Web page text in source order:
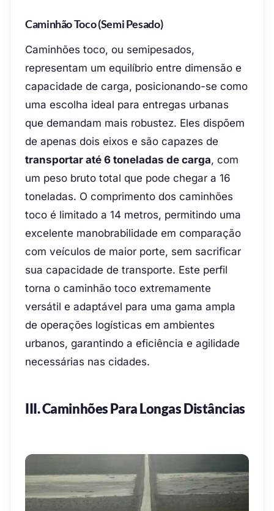
Caminhão Toco (semi Pesado)
Caminhões toco, ou semipesados,
representam um equilíbrio entre dimensão e
capacidade de carga, posicionando-se como
uma escolha ideal para entregas urbanas
que demandam mais robustez. Eles dispõem
de apenas dois eixos e são capazes de
transportar até 6 toneladas de carga, com
um peso bruto total que pode chegar a 16
toneladas. O comprimento dos caminhões
toco é limitado a 14 metros, permitindo uma
excelente manobrabilidade em comparação
com veículos de maior porte, sem sacrificar
sua capacidade de transporte. Este perfil
torna o caminhão toco extremamente
versátil e adaptável para uma gama ampla
de operações logísticas em ambientes
urbanos, garantindo a eficiência e agilidade
necessárias nas cidades.
III. Caminhões Para Longas Distâncias